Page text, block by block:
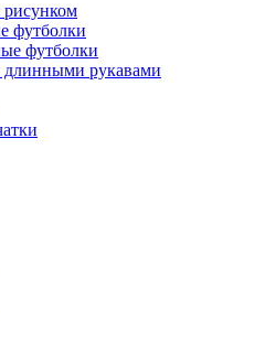
футболки
футболки
длинными рукавами